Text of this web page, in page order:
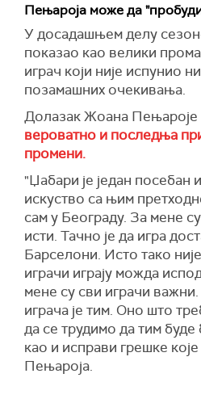
Пењароја може да
У досадашњем делу
показао као велики
играч који није испунио
позамашних очекивања.
Долазак Жоана Пењароје
вероватно и последња
промени.
"Џабари је један посебан
искуство са њим
сам у Београду. За мене
исти. Тачно је да игра
Барселони. Исто тако
играчи играју можда
мене су сви играчи
играча је тим. Оно што
да се трудимо да тим
као и исправи грешке које
Пењароја.